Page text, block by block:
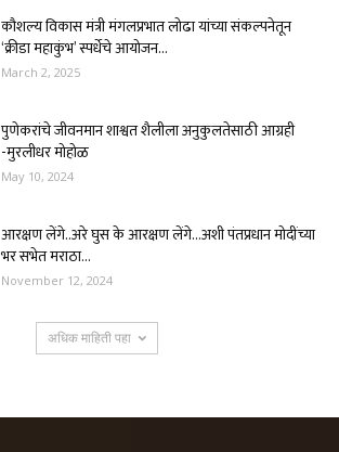
कौशल्य विकास मंत्री मंगलप्रभात लोढा यांच्या संकल्पनेतून
‘क्रीडा महाकुंभ’ स्पर्धेचे आयोजन...
March 2, 2025
पुणेकरांचे जीवनमान शाश्वत शैलीला अनुकुलतेसाठी आग्रही
-मुरलीधर मोहोळ
May 10, 2024
आरक्षण लेंगे..अरे घुस के आरक्षण लेंगे…अशी पंतप्रधान मोदींच्या
भर सभेत मराठा...
November 12, 2024
अधिक माहिती पहा